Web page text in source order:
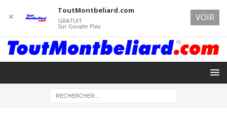
✕
ToutMontbeliard.com
GRATUIT
Sur Google Play
VOIR